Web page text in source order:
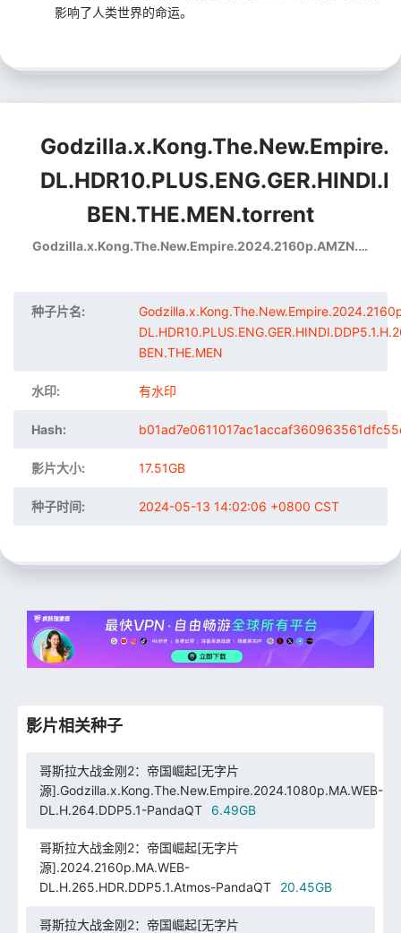
影响了人类世界的命运。
BEN.THE.MEN.torrent
Godzilla.x.Kong.The.New.Empire.2024.2160p.AMZN.WEB-DL.HDR10.PLUS.ENG.GER.HINDI.DDP5.1.H.265-BEN.THE.MEN
种子片名:
BEN.THE.MEN
水印: 有水印
Hash:
影片大小: 17.51GB
种子时间: 2024-05-13 14:02:06 +0800 CST
影片相关种子
哥斯拉大战金刚2：帝国崛起[无字片
源].Godzilla.x.Kong.The.New.Empire.2024.1080p.MA.WEB-
DL.H.264.DDP5.1-PandaQT
6.49GB
哥斯拉大战金刚2：帝国崛起[无字片
源].2024.2160p.MA.WEB-
DL.H.265.HDR.DDP5.1.Atmos-PandaQT
20.45GB
哥斯拉大战金刚2：帝国崛起[无字片